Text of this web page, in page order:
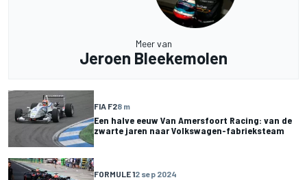
Meer van
Jeroen Bleekemolen
FIA F28 m
Een halve eeuw Van Amersfoort Racing: van de
zwarte jaren naar Volkswagen-fabrieksteam
FORMULE 12 sep 2024